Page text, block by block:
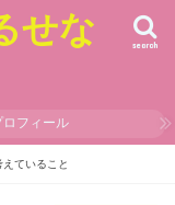
せな
search
ロフィール
ていること